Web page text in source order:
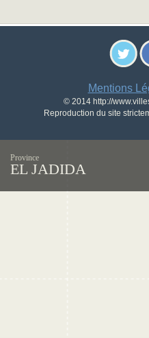
Mentions
© 2014 http://
Reproduction du site
Province
EL JADIDA